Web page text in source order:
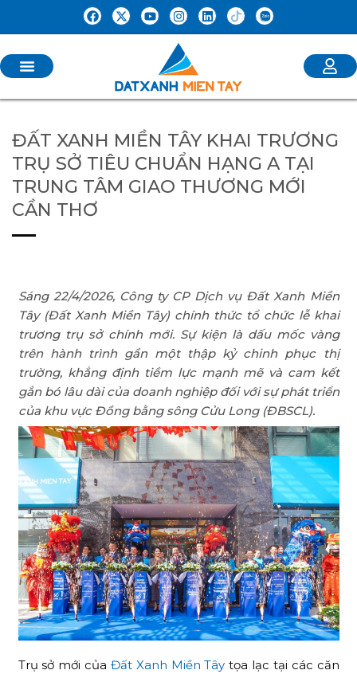
ĐẤT XANH MIỀN TÂY KHAI TRƯƠNG
TRỤ SỞ TIÊU CHUẨN HẠNG A TẠI
TRUNG TÂM GIAO THƯƠNG MỚI
CẦN THƠ
Sáng 22/4/2026, Công ty CP Dịch vụ Đất Xanh Miền
Tây (Đất Xanh Miền Tây) chính thức tổ chức lễ khai
trương trụ sở chính mới. Sự kiện là dấu mốc vàng
trên hành trình gần một thập kỷ chinh phục thị
trường, khẳng định tiềm lực mạnh mẽ và cam kết
gắn bó lâu dài của doanh nghiệp đối với sự phát triển
của khu vực Đồng bằng sông Cửu Long (ĐBSCL).
Trụ sở mới của Đất Xanh Miền Tây tọa lạc tại các căn